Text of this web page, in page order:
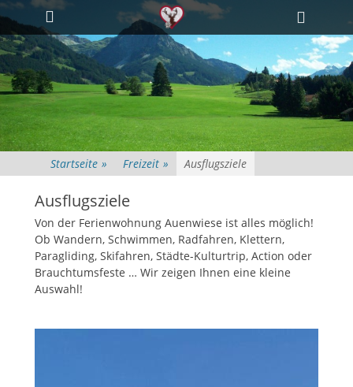
Primäres Menü
Zum
Inhalt
springen
Toggle
Startseite » Freizeit » Ausflugsziele
Ausflugsziele
Von der Ferienwohnung Auenwiese ist alles möglich!
Ob Wandern, Schwimmen, Radfahren, Klettern,
Paragliding, Skifahren, Städte-Kulturtrip, Action oder
Brauchtumsfeste … Wir zeigen Ihnen eine kleine
Auswahl!